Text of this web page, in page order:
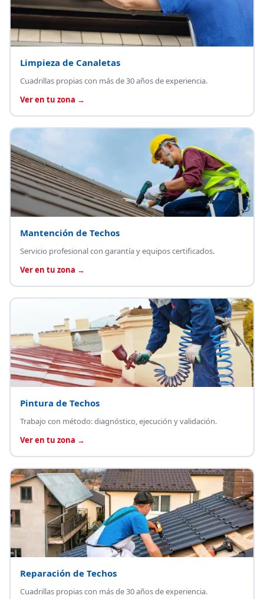
Limpieza de Canaletas
Cuadrillas propias con más de 30 años de experiencia.
Ver en tu zona →
Mantención de Techos
Servicio profesional con garantía y equipos certificados.
Ver en tu zona →
Pintura de Techos
Trabajo con método: diagnóstico, ejecución y validación.
Ver en tu zona →
Reparación de Techos
Cuadrillas propias con más de 30 años de experiencia.